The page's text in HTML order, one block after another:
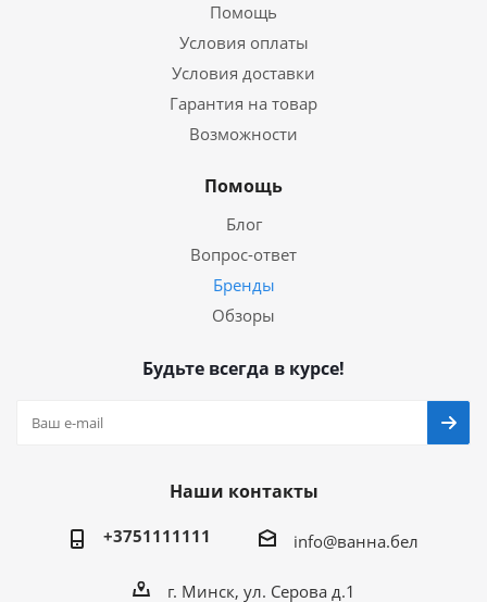
Помощь
Условия оплаты
Условия доставки
Гарантия на товар
Возможности
Помощь
Блог
Вопрос-ответ
Бренды
Обзоры
Будьте всегда в курсе!
Наши контакты
+3751111111 info@ванна.бел
г. Минск, ул. Серова д.1